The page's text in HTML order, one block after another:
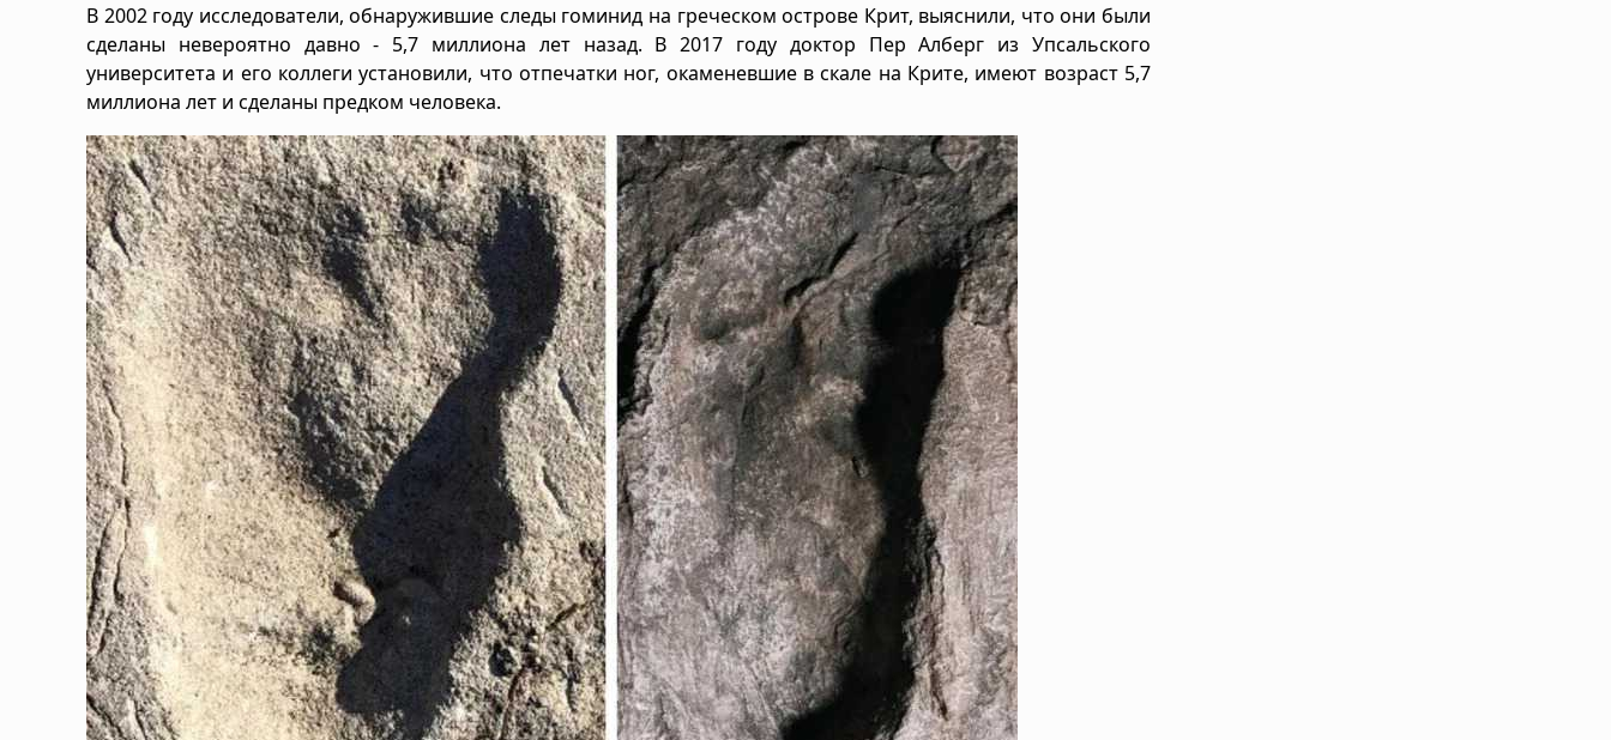
В 2002 году исследователи, обнаружившие следы гоминид на греческом острове Крит, выяснили, что они были
сделаны невероятно давно - 5,7 миллиона лет назад. В 2017 году доктор Пер Алберг из Упсальского
университета и его коллеги установили, что отпечатки ног, окаменевшие в скале на Крите, имеют возраст 5,7
миллиона лет и сделаны предком человека.